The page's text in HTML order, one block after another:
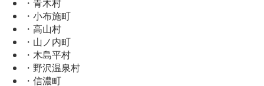
・青木村
・小布施町
・高山村
・山ノ内町
・木島平村
・野沢温泉村
・信濃町